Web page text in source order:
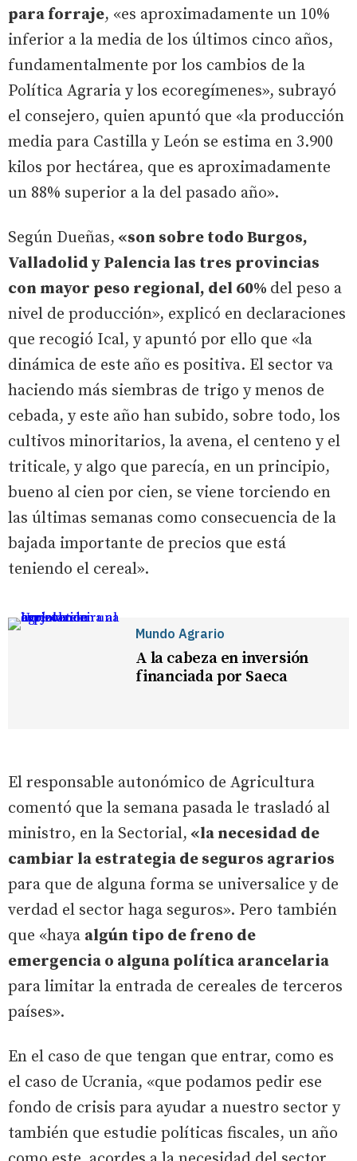
para forraje, «es aproximadamente un 10%
inferior a la media de los últimos cinco años,
fundamentalmente por los cambios de la
Política Agraria y los ecoregímenes», subrayó
el consejero, quien apuntó que «la producción
media para Castilla y León se estima en 3.900
kilos por hectárea, que es aproximadamente
un 88% superior a la del pasado año».
Según Dueñas, «son sobre todo Burgos,
Valladolid y Palencia las tres provincias
con mayor peso regional, del 60% del peso a
nivel de producción», explicó en declaraciones
que recogió Ical, y apuntó por ello que «la
dinámica de este año es positiva. El sector va
haciendo más siembras de trigo y menos de
cebada, y este año han subido, sobre todo, los
cultivos minoritarios, la avena, el centeno y el
triticale, y algo que parecía, en un principio,
bueno al cien por cien, se viene torciendo en
las últimas semanas como consecuencia de la
bajada importante de precios que está
teniendo el cereal».
Mundo Agrario
A la cabeza en inversión
financiada por Saeca
El responsable autonómico de Agricultura
comentó que la semana pasada le trasladó al
ministro, en la Sectorial, «la necesidad de
cambiar la estrategia de seguros agrarios
para que de alguna forma se universalice y de
verdad el sector haga seguros». Pero también
que «haya algún tipo de freno de
emergencia o alguna política arancelaria
para limitar la entrada de cereales de terceros
países».
En el caso de que tengan que entrar, como es
el caso de Ucrania, «que podamos pedir ese
fondo de crisis para ayudar a nuestro sector y
también que estudie políticas fiscales, un año